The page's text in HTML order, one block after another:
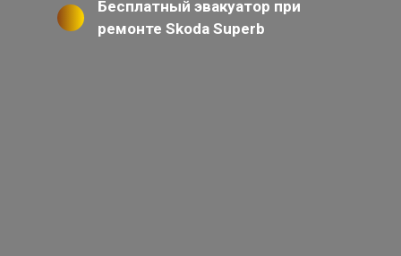
Бесплатный эвакуатор при
ремонте Skoda Superb